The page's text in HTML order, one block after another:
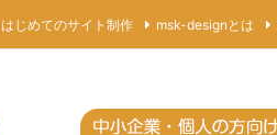
はじめてのサイト制作 msk-designとは